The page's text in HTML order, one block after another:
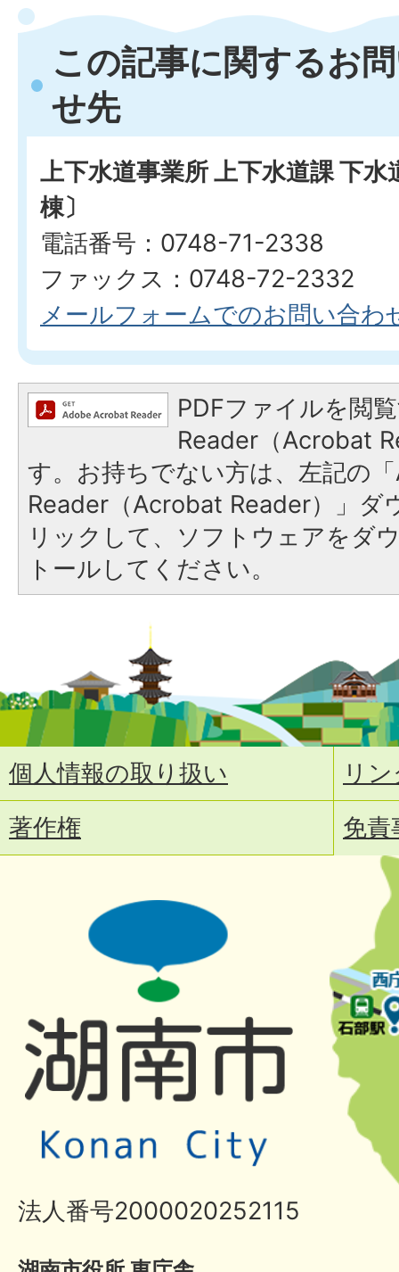
この記事に関するお
せ先
上下水道事業所 上下水道課 下水
棟〕
電話番号：0748-71-2338
ファックス：0748-72-2332
メールフォームでのお問い合わ
PDFファイルを閲
Reader（Acrobat
す。お持ちでない方は、左記の
Reader（Acrobat Reader）」ダ
リックして、ソフトウェアをダ
トールしてください。
個人情報の取り扱い
リ
著作権
免責
法人番号2000020252115